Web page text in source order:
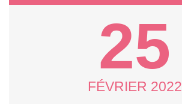
25
FÉVRIER 2022